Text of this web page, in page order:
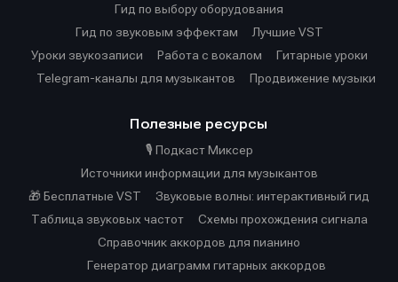
Гид по выбору оборудования
Гид по звуковым эффектам
Лучшие VST
Уроки звукозаписи
Работа с вокалом
Гитарные уроки
Telegram-каналы для музыкантов
Продвижение музыки
Полезные ресурсы
🎙️ Подкаст Миксер
Источники информации для музыкантов
🎁 Бесплатные VST
Звуковые волны: интерактивный гид
Таблица звуковых частот
Cхемы прохождения сигнала
Справочник аккордов для пианино
Генератор диаграмм гитарных аккордов